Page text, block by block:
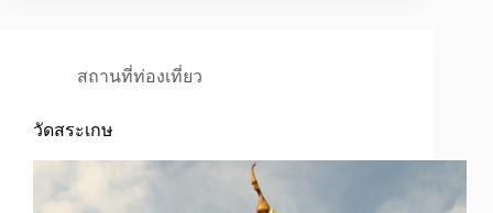
สถานที่ท่องเที่ยว
วัดสระเกษ